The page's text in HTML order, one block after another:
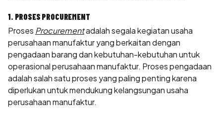
1. PROSES PROCUREMENT
Proses Procurementadalah segala kegiatan usaha
perusahaan manufaktur yang berkaitan dengan
pengadaan barang dan kebutuhan-kebutuhan untuk
operasional perusahaan manufaktur. Proses pengadaan
adalah salah satu proses yang paling penting karena
diperlukan untuk mendukung kelangsungan usaha
perusahaan manufaktur.